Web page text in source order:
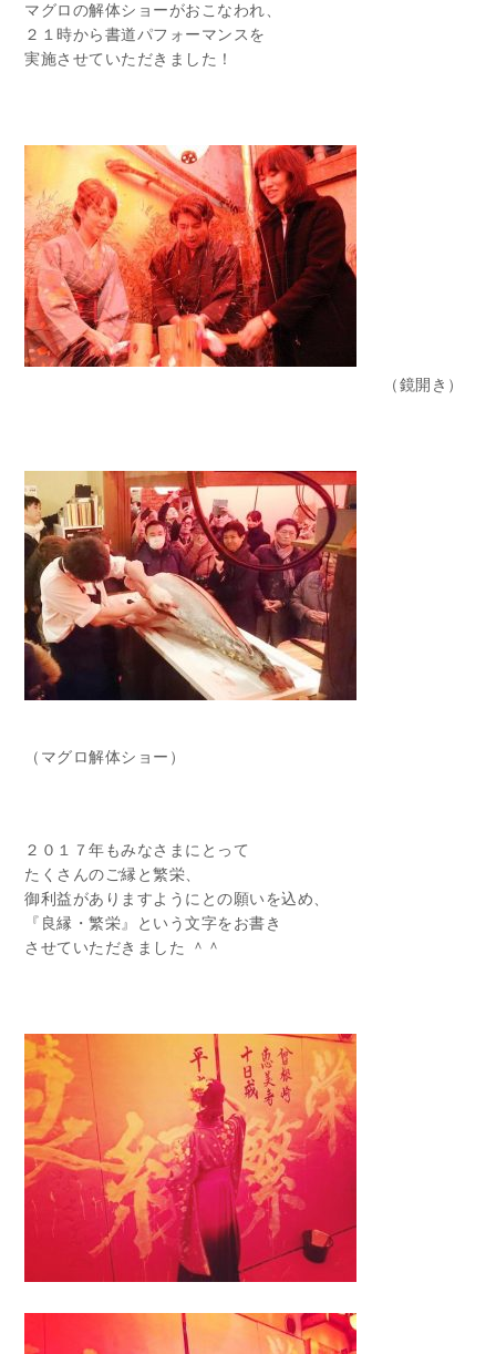
マグロの解体ショーがおこなわれ、
２１時から書道パフォーマンスを
実施させていただきました！
（鏡開き）
（マグロ解体ショー）
２０１７年もみなさまにとって
たくさんのご縁と繁栄、
御利益がありますようにとの願いを込め、
『良縁・繁栄』という文字をお書き
させていただきました ＾＾